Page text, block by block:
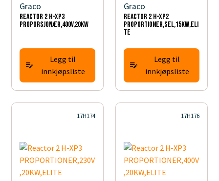
Graco
Reactor 2 H-XP3
proporsjonær,400V,20KW
Legg til
innkjøpsliste
Graco
Reactor 2 H-XP2
PROPORTIONER,SEL,15KW,ELI
TE
Legg til
innkjøpsliste
17H174 17H176